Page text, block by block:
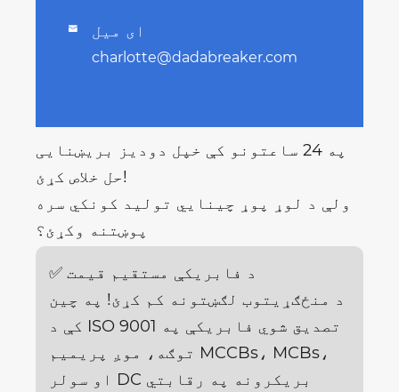
 ای میل
charlotte@dadabreaker.com
په 24 ساعتونو کې خپل دودیز بریښنایی
حل خلاص کړئ!
ولې د لوړ پوړ چینایي تولید کونکي سره
پوښتنه وکړئ؟
✅ د فابریکې مستقیم قیمت
د منځګړیتوب لګښتونه کم کړئ! په چین
کې د ISO 9001 تصدیق شوي فابریکې په
توګه، موږ پریمیم MCCBs، MCBs،
او سولر DC بریکرونه په رقابتي